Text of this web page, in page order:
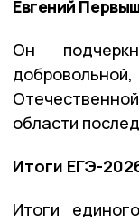
Евгений
Он
области
Итоги ЕГЭ-
Итоги